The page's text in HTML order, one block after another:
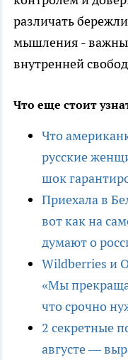
различать
мышления -
внутренней
Что еще стоит
Что
русские
шок
Приехала в
вот как на
думают о
Wildberries и
«Мы
что срочно
2 секретные
августе —